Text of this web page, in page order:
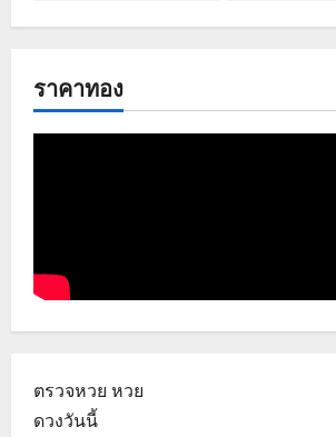
ราคาทอง
ตรวจหวย หวย
ดวงวันนี้